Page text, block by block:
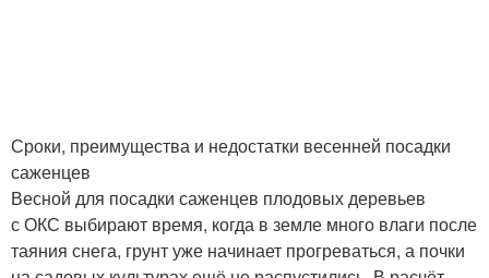
Сроки, преимущества и недостатки весенней посадки
саженцев
Весной для посадки саженцев плодовых деревьев
с ОКС выбирают время, когда в земле много влаги после
таяния снега, грунт уже начинает прогреваться, а почки